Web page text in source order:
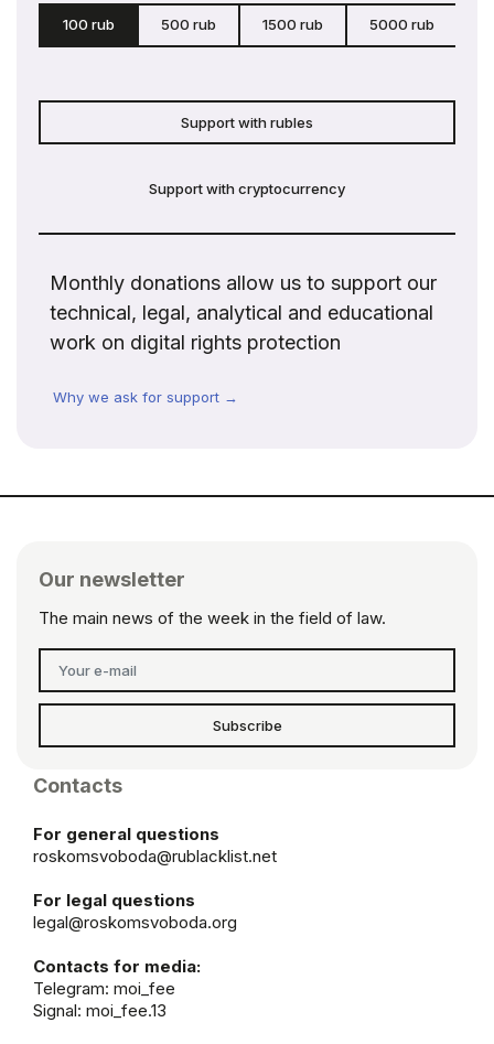
100 rub 500 rub 1500 rub 5000 rub
Support with rubles
Support with cryptocurrency
Monthly donations allow us to support our
technical, legal, analytical and educational
work on digital rights protection
Why we ask for support →
Our newsletter
The main news of the week in the field of law.
Subscribe
Contacts
For general questions
roskomsvoboda@rublacklist.net
For legal questions
legal@roskomsvoboda.org
Contacts for media:
Telegram: moi_fee
Signal: moi_fee.13